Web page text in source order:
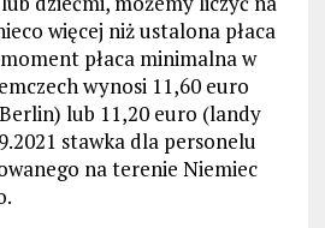
więcej niż ustalona płaca
płaca minimalna w
wynosi 11,60 euro
lub 11,20 euro (landy
stawka dla personelu
na terenie Niemiec